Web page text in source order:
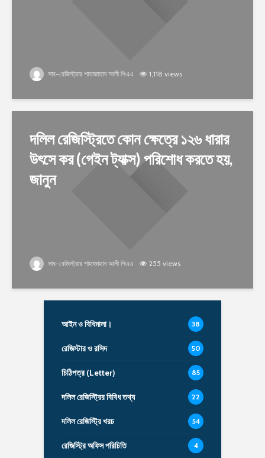
সাব-রেজিস্ট্রার শাহাজাহান আলী পিএএ 1,118 views
দলিল রেজিস্ট্রিতে কোন ক্ষেত্রে ১২৬ ধারার
উৎসে কর (গেইন ট্যাক্স) পরিশোধ করতে হয়,
জানুন
সাব-রেজিস্ট্রার শাহাজাহান আলী পিএএ 255 views
আইন ও বিধিমালা। 38
রেজিস্টার ও রসিদ 50
চিঠিপত্র (Letter) 85
দলিল রেজিস্ট্রির বিবিধ তথ্য 22
দলিল রেজিস্ট্রি খরচ 54
রেজিস্ট্রি অফিস পরিচিতি 4